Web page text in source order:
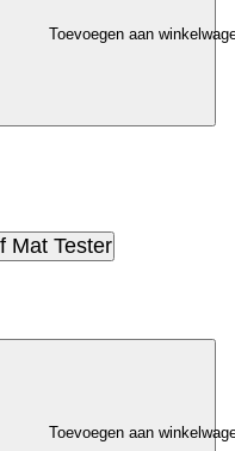
Toevoegen aan
Mat Tester
Toevoegen aan